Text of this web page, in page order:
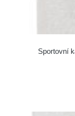
Sportovní